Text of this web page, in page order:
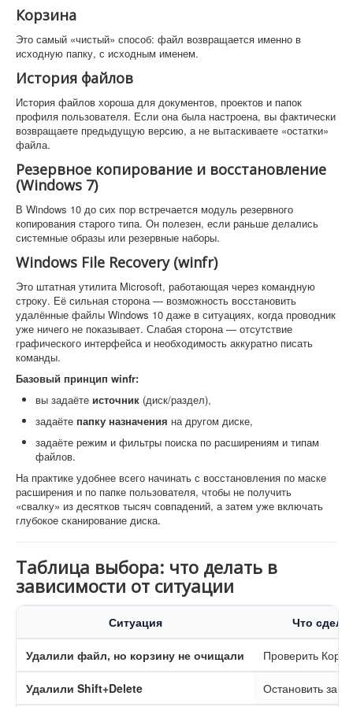
Корзина
Это самый «чистый» способ: файл возвращается именно в
исходную папку, с исходным именем.
История файлов
История файлов хороша для документов, проектов и папок
профиля пользователя. Если она была настроена, вы фактически
возвращаете предыдущую версию, а не вытаскиваете «остатки»
файла.
Резервное копирование и восстановление
(Windows 7)
В Windows 10 до сих пор встречается модуль резервного
копирования старого типа. Он полезен, если раньше делались
системные образы или резервные наборы.
Windows File Recovery (winfr)
Это штатная утилита Microsoft, работающая через командную
строку. Её сильная сторона — возможность восстановить
удалённые файлы Windows 10 даже в ситуациях, когда проводник
уже ничего не показывает. Слабая сторона — отсутствие
графического интерфейса и необходимость аккуратно писать
команды.
Базовый принцип winfr:
вы задаёте источник (диск/раздел),
задаёте папку назначения на другом диске,
задаёте режим и фильтры поиска по расширениям и типам
файлов.
На практике удобнее всего начинать с восстановления по маске
расширения и по папке пользователя, чтобы не получить
«свалку» из десятков тысяч совпадений, а затем уже включать
глубокое сканирование диска.
Таблица выбора: что делать в
зависимости от ситуации
Ситуация Что
Удалили файл, но корзину не очищали Проверить
Удалили Shift+Delete Остановить